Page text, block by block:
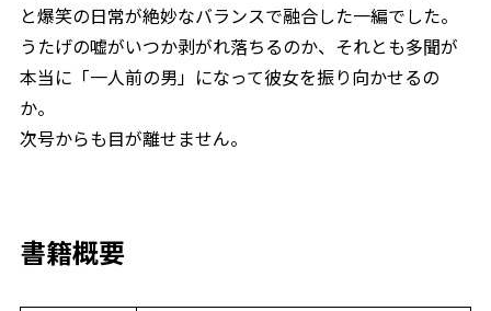
と爆笑の日常が絶妙なバランスで融合した一編でした。
うたげの嘘がいつか剥がれ落ちるのか、それとも多聞が
本当に「一人前の男」になって彼女を振り向かせるの
か。
次号からも目が離せません。
書籍概要